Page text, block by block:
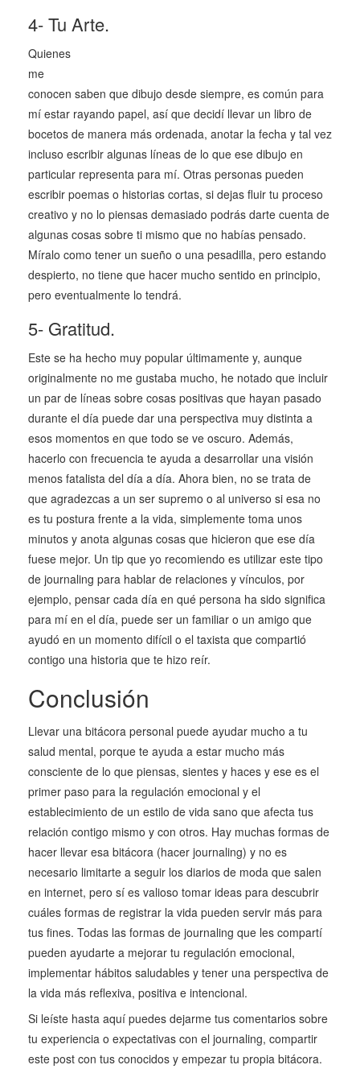
4- Tu Arte.
Quienes
me
conocen saben que dibujo desde siempre, es común para
mí estar rayando papel, así que decidí llevar un libro de
bocetos de manera más ordenada, anotar la fecha y tal vez
incluso escribir algunas líneas de lo que ese dibujo en
particular representa para mí. Otras personas pueden
escribir poemas o historias cortas, si dejas fluir tu proceso
creativo y no lo piensas demasiado podrás darte cuenta de
algunas cosas sobre ti mismo que no habías pensado.
Míralo como tener un sueño o una pesadilla, pero estando
despierto, no tiene que hacer mucho sentido en principio,
pero eventualmente lo tendrá.
5- Gratitud.
Este se ha hecho muy popular últimamente y, aunque
originalmente no me gustaba mucho, he notado que incluir
un par de líneas sobre cosas positivas que hayan pasado
durante el día puede dar una perspectiva muy distinta a
esos momentos en que todo se ve oscuro. Además,
hacerlo con frecuencia te ayuda a desarrollar una visión
menos fatalista del día a día. Ahora bien, no se trata de
que agradezcas a un ser supremo o al universo si esa no
es tu postura frente a la vida, simplemente toma unos
minutos y anota algunas cosas que hicieron que ese día
fuese mejor. Un tip que yo recomiendo es utilizar este tipo
de journaling para hablar de relaciones y vínculos, por
ejemplo, pensar cada día en qué persona ha sido significa
para mí en el día, puede ser un familiar o un amigo que
ayudó en un momento difícil o el taxista que compartió
contigo una historia que te hizo reír.
Conclusión
Llevar una bitácora personal puede ayudar mucho a tu
salud mental, porque te ayuda a estar mucho más
consciente de lo que piensas, sientes y haces y ese es el
primer paso para la regulación emocional y el
establecimiento de un estilo de vida sano que afecta tus
relación contigo mismo y con otros. Hay muchas formas de
hacer llevar esa bitácora (hacer journaling) y no es
necesario limitarte a seguir los diarios de moda que salen
en internet, pero sí es valioso tomar ideas para descubrir
cuáles formas de registrar la vida pueden servir más para
tus fines. Todas las formas de journaling que les compartí
pueden ayudarte a mejorar tu regulación emocional,
implementar hábitos saludables y tener una perspectiva de
la vida más reflexiva, positiva e intencional.
Si leíste hasta aquí puedes dejarme tus comentarios sobre
tu experiencia o expectativas con el journaling, compartir
este post con tus conocidos y empezar tu propia bitácora.